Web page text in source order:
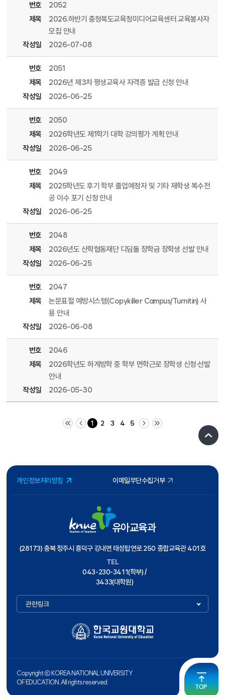
번호
2052
제목
2026.하반기 충청북도교육청미디어교육센터 교육봉사자
모집 안내
작성일
2026-07-08
번호
2051
제목
2026년 제3차 평생교육사 자격증 발급 신청 안내
작성일
2026-06-25
번호
2050
제목
2026학년도 제1학기 대학 강의평가 계획 안내
작성일
2026-06-25
번호
2049
제목
2025학년도 후기 학부 졸업예정자 및 기타 재학생 복수전
공 이수 포기 신청 안내
작성일
2026-06-25
번호
2048
제목
2026년도 산학협동재단 디딤돌 장학금 장학생 선발 안내
작성일
2026-06-25
번호
2047
제목
논문표절 예방시스템(Copykiller Campus/Turnitin) 사
용 안내
작성일
2026-06-08
번호
2046
제목
2026학년도 하계방학 중 학부 면학근로 장학생 신청·선발
안내
작성일
2026-05-30
처음 페이지 이전 10 페이지
1 2 3 4 5
다음 10 페이지 끝 페이지
개인정보처리방침 이메일무단수집거부
유아교육과
(28173) 충북 청주시 흥덕구 강내면 태성탑연로 250 종합교육관 401호
TEL
043-230-3411(학부) /
3433(대학원)
관련링크
Copyright ⓒ KOREA NATIONAL UNIVERSITY
OF EDUCATION. All rights reserved.
TOP